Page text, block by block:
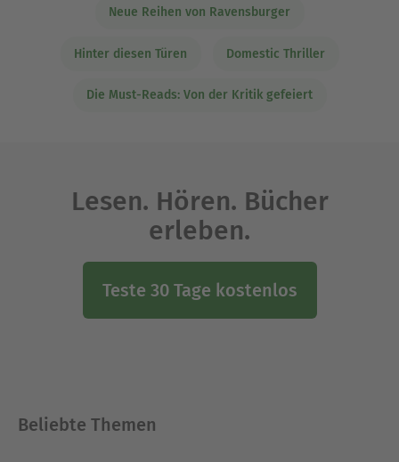
Neue Reihen von Ravensburger
Hinter diesen Türen Domestic Thriller
Die Must-Reads: Von der Kritik gefeiert
Lesen. Hören. Bücher
erleben.
Teste 30 Tage kostenlos
Beliebte Themen